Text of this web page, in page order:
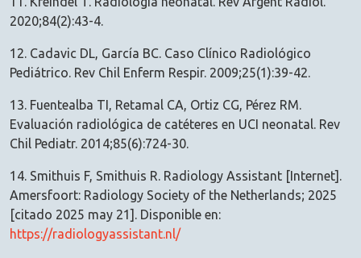
2020;84(2):43-4.
12. Cadavic DL, García BC. Caso Clínico Radiológico
Pediátrico. Rev Chil Enferm Respir. 2009;25(1):39-42.
13. Fuentealba TI, Retamal CA, Ortiz CG, Pérez RM.
Evaluación radiológica de catéteres en UCI neonatal. Rev
Chil Pediatr. 2014;85(6):724-30.
14. Smithuis F, Smithuis R. Radiology Assistant [Internet].
Amersfoort: Radiology Society of the Netherlands; 2025
[citado 2025 may 21]. Disponible en:
https://radiologyassistant.nl/